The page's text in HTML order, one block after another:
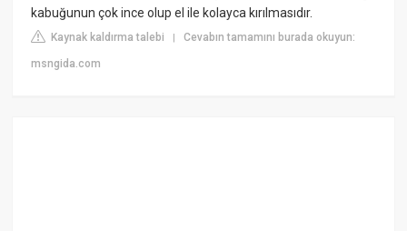
kabuğunun çok ince olup el ile kolayca kırılmasıdır.
Kaynak kaldırma talebi |Cevabın tamamını burada okuyun:
msngida.com